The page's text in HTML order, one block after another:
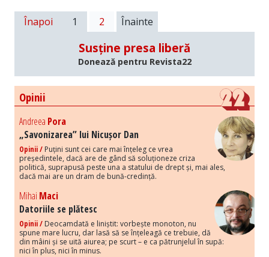
Înapoi 1 2 Înainte
Susține presa liberă
Donează pentru Revista22
Opinii
Andreea Pora
„Savonizarea” lui Nicușor Dan
Opinii / Puțini sunt cei care mai înțeleg ce vrea
președintele, dacă are de gând să soluționeze criza
politică, suprapusă peste una a statului de drept și, mai ales,
dacă mai are un dram de bună-credință.
Mihai Maci
Datoriile se plătesc
Opinii / Deocamdată e liniștit: vorbește monoton, nu
spune mare lucru, dar lasă să se înțeleagă ce trebuie, dă
din mâini și se uită aiurea; pe scurt – e ca pătrunjelul în supă:
nici în plus, nici în minus.